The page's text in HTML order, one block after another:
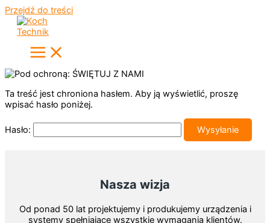
Przejdź do treści
Ta treść jest chroniona hasłem. Aby ją wyświetlić, proszę
wpisać hasło poniżej.
Hasło:
Nasza wizja
Od ponad 50 lat projektujemy i produkujemy urządzenia i
systemy spełniające wszystkie wymagania klientów.